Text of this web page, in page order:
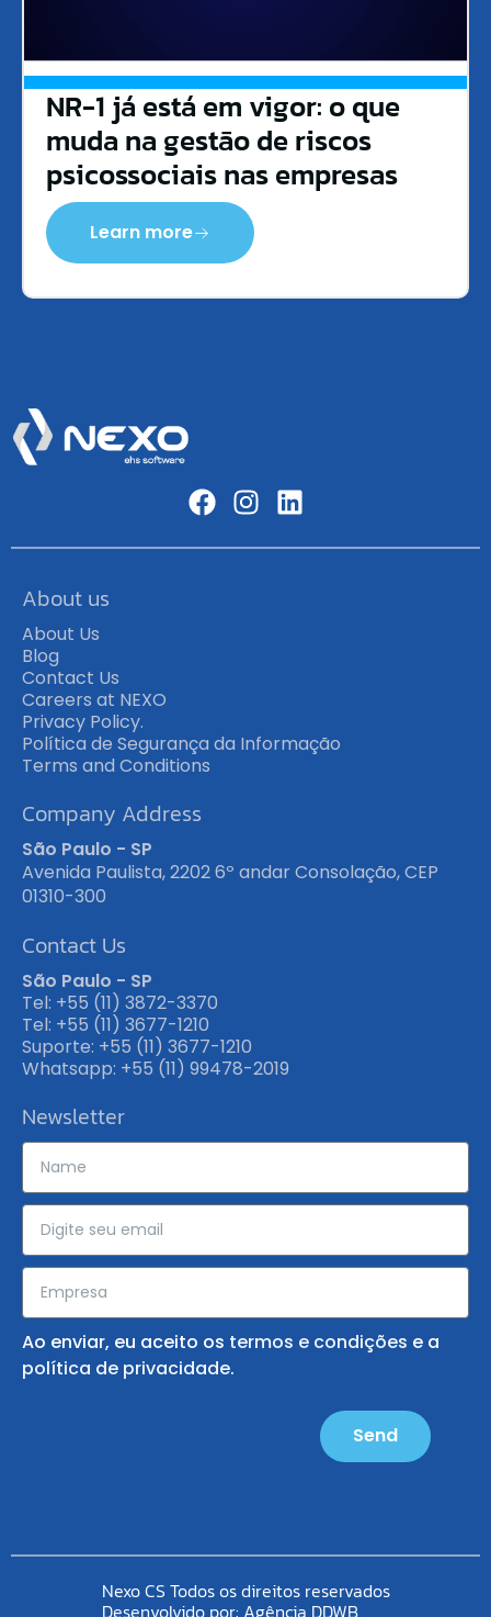
NR-1 já está em vigor: o que
muda na gestão de riscos
psicossociais nas empresas
Learn more
About us
About Us
Blog
Contact Us
Careers at NEXO
Privacy Policy.
Política de Segurança da Informação
Terms and Conditions
Company Address
São Paulo - SP
Avenida Paulista, 2202 6º andar Consolação, CEP
01310-300
Contact Us
São Paulo - SP
Tel: +55 (11) 3872-3370
Tel: +55 (11) 3677-1210
Suporte: +55 (11) 3677-1210
Whatsapp: +55 (11) 99478-2019
Newsletter
Ao enviar, eu aceito os termos e condições e a
política de privacidade.
Send
Nexo CS Todos os direitos reservados